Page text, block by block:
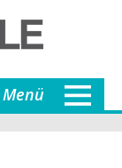
Menü